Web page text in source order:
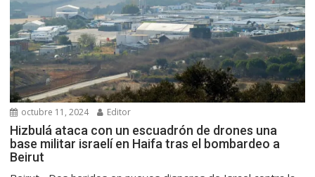
octubre 11, 2024 Editor
Hizbulá ataca con un escuadrón de drones una
base militar israelí en Haifa tras el bombardeo a
Beirut